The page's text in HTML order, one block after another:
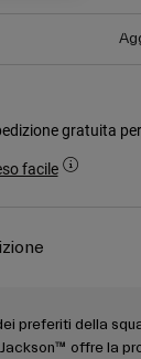
gratuita
facile
preferiti della
Jackson™ offre la